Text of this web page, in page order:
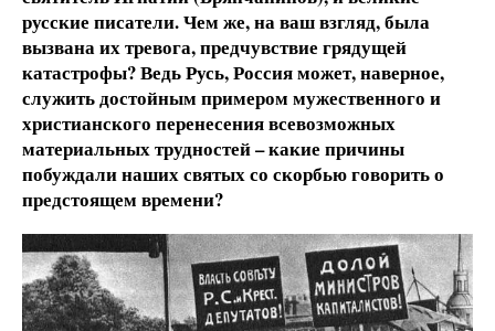
русские писатели. Чем же, на ваш взгляд, была
вызвана их тревога, предчувствие грядущей
катастрофы? Ведь Русь, Россия может, наверное,
служить достойным примером мужественного и
христианского перенесения всевозможных
материальных трудностей – какие причины
побуждали наших святых со скорбью говорить о
предстоящем времени?